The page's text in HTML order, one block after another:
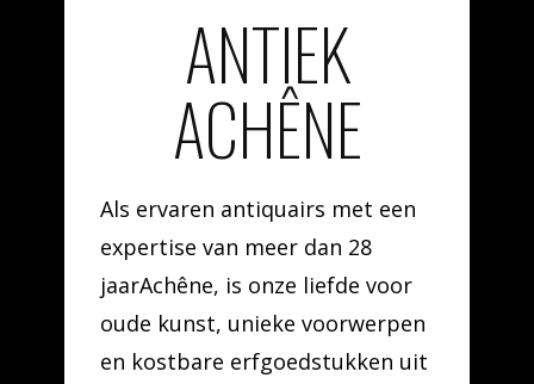
ANTIEK
ACHÊNE
Als ervaren antiquairs met een
expertise van meer dan 28
jaarAchêne, is onze liefde voor
oude kunst, unieke voorwerpen
en kostbare erfgoedstukken uit